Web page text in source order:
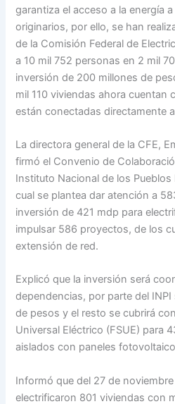
garantiza el acceso a la energía
originarios, por ello, se han
de la Comisión Federal de
a 10 mil 752 personas en 2 mil
inversión de 200 millones de
mil 110 viviendas ahora cuentan
están conectadas directamente
La directora general de la CFE,
firmó el Convenio de
Instituto Nacional de los
cual se plantea dar atención a
inversión de 421 mdp para
impulsar 586 proyectos, de los
extensión de red.
Explicó que la inversión será
dependencias, por parte del
de pesos y el resto se cubrirá
Universal Eléctrico (FSUE) para
aislados con paneles
Informó que del 27 de
electrificaron 801 viviendas con